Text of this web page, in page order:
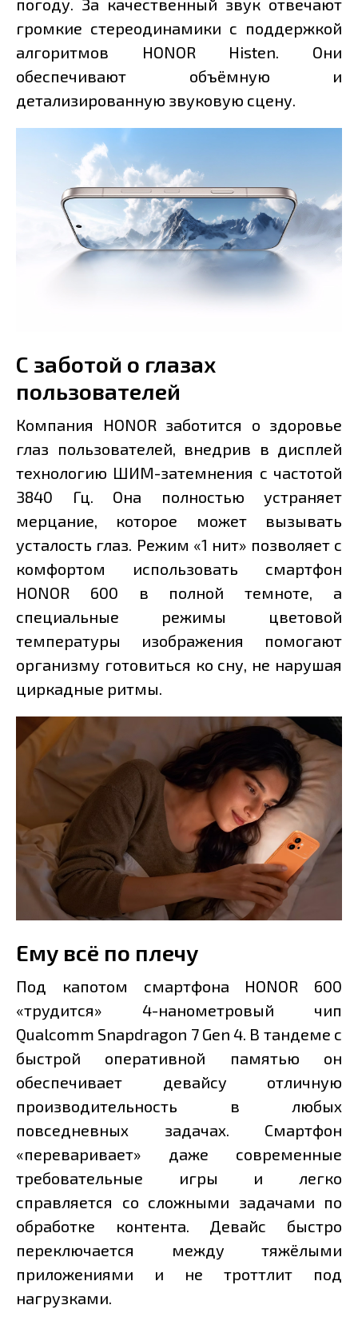
погоду. За качественный звук отвечают
громкие стереодинамики с поддержкой
алгоритмов HONOR Histen. Они
обеспечивают объёмную и
детализированную звуковую сцену.
С заботой о глазах
пользователей
Компания HONOR заботится о здоровье
глаз пользователей, внедрив в дисплей
технологию ШИМ-затемнения с частотой
3840 Гц. Она полностью устраняет
мерцание, которое может вызывать
усталость глаз. Режим «1 нит» позволяет с
комфортом использовать смартфон
HONOR 600 в полной темноте, а
специальные режимы цветовой
температуры изображения помогают
организму готовиться ко сну, не нарушая
циркадные ритмы.
Ему всё по плечу
Под капотом смартфона HONOR 600
«трудится» 4-нанометровый чип
Qualcomm Snapdragon 7 Gen 4. В тандеме с
быстрой оперативной памятью он
обеспечивает девайсу отличную
производительность в любых
повседневных задачах. Смартфон
«переваривает» даже современные
требовательные игры и легко
справляется со сложными задачами по
обработке контента. Девайс быстро
переключается между тяжёлыми
приложениями и не троттлит под
нагрузками.